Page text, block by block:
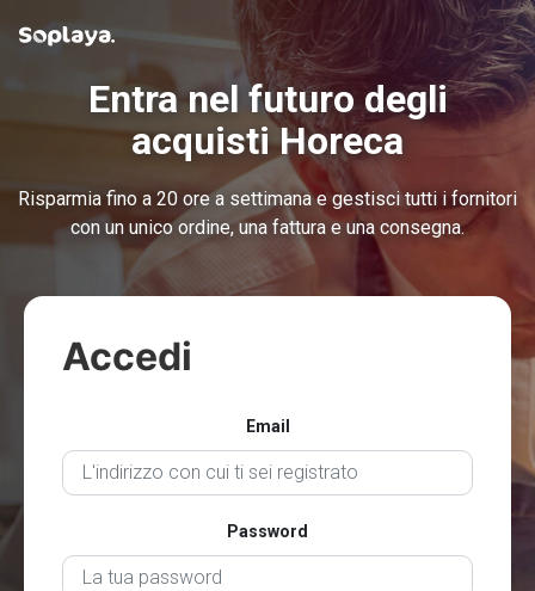
Entra nel futuro degli
acquisti Horeca
Risparmia fino a 20 ore a settimana e gestisci tutti i fornitori
con un unico ordine, una fattura e una consegna.
Accedi
Email
Password